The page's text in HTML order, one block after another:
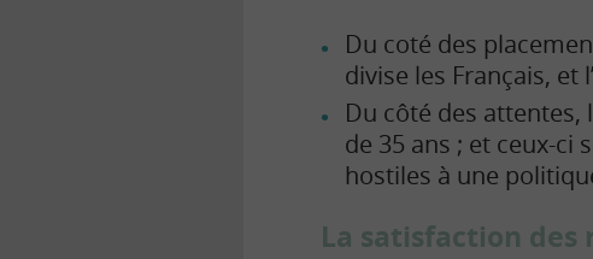
Du coté des
divise les Français, et
Du côté des
de 35 ans ; et ceux-ci
hostiles à une
La satisfaction des